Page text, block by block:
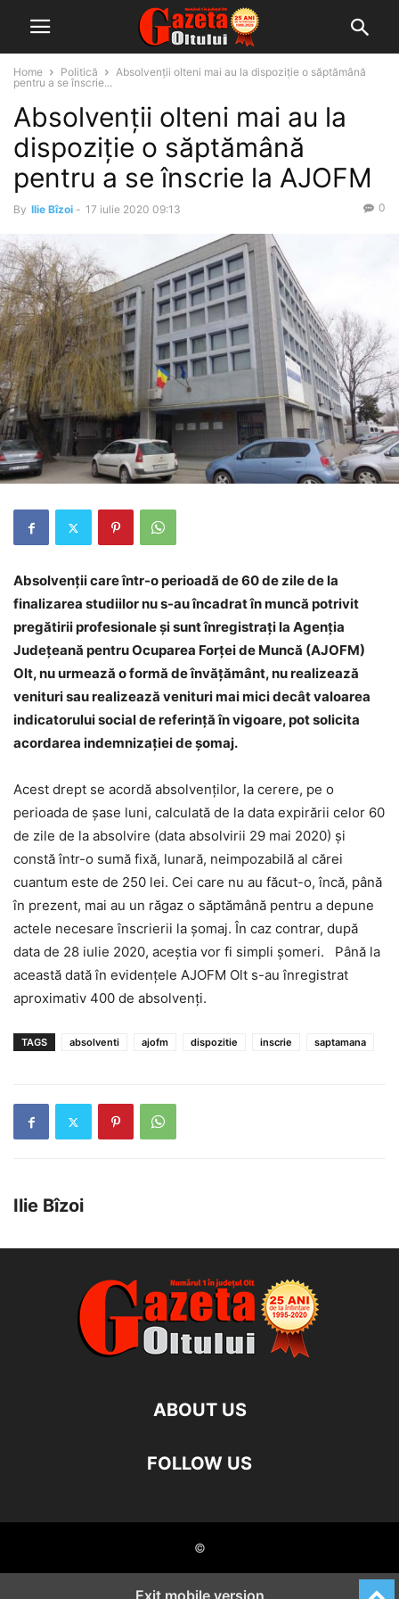
Home Politică
Absolvenţii olteni mai au la dispoziţie o săptămână
pentru a se înscrie...
Absolvenţii olteni mai au la
dispoziţie o săptămână
pentru a se înscrie la AJOFM
By Ilie Bîzoi - 17 iulie 2020 09:13 0
Absolvenţii care într-o perioadă de 60 de zile de la
finalizarea studiilor nu s-au încadrat în muncă potrivit
pregătirii profesionale şi sunt înregistraţi la Agenţia
Judeţeană pentru Ocuparea Forţei de Muncă (AJOFM)
Olt, nu urmează o formă de învăţământ, nu realizează
venituri sau realizează venituri mai mici decât valoarea
indicatorului social de referinţă în vigoare, pot solicita
acordarea indemnizaţiei de şomaj.
Acest drept se acordă absolvenţilor, la cerere, pe o
perioada de şase luni, calculată de la data expirării celor 60
de zile de la absolvire (data absolvirii 29 mai 2020) şi
constă într-o sumă fixă, lunară, neimpozabilă al cărei
cuantum este de 250 lei. Cei care nu au făcut-o, încă, până
în prezent, mai au un răgaz o săptămână pentru a depune
actele necesare înscrierii la şomaj. În caz contrar, după
data de 28 iulie 2020, aceştia vor fi simpli şomeri. Până la
această dată în evidenţele AJOFM Olt s-au înregistrat
aproximativ 400 de absolvenţi.
TAGS absolventi ajofm dispozitie inscrie saptamana
Ilie Bîzoi
ABOUT US
FOLLOW US
©